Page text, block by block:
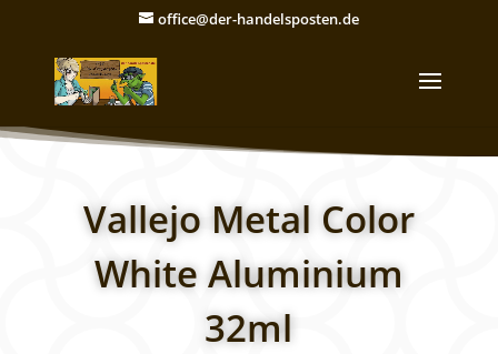
office@der-handelsposten.de
Vallejo Metal Color
White Aluminium
32ml